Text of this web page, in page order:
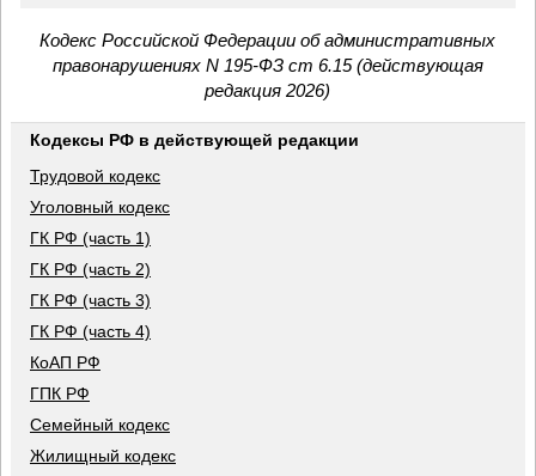
Кодекс Российской Федерации об административных
правонарушениях N 195-ФЗ ст 6.15 (действующая
редакция 2026)
Кодексы РФ в действующей редакции
Трудовой кодекс
Уголовный кодекс
ГК РФ (часть 1)
ГК РФ (часть 2)
ГК РФ (часть 3)
ГК РФ (часть 4)
КоАП РФ
ГПК РФ
Семейный кодекс
Жилищный кодекс